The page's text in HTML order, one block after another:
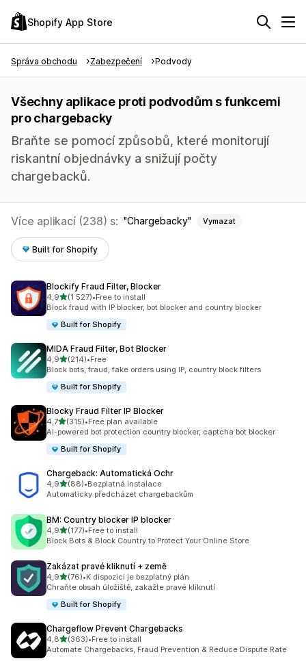
Shopify App Store
Správa obchodu Zabezpečení Podvody
Všechny aplikace proti podvodům s funkcemi
pro chargebacky
Braňte se pomocí způsobů, které monitorují
riskantní objednávky a snižují počty
chargebacků.
Více aplikací (238) s: Chargebacky Vymazat
Built for Shopify
Blockify Fraud Filter, Blocker
4,9z 5 hvězd
(1 527)
Celkový počet recenzí: 1527
•Free to install
Block fraud with IP blocker, bot blocker and country blocker
Built for Shopify
MIDA Fraud Filter, Bot Blocker
4,9z 5 hvězd
(214)
Celkový počet recenzí: 214
•Free
Block bots, fraud, fake orders using IP, country block filters
Built for Shopify
Blocky Fraud Filter IP Blocker
4,7z 5 hvězd
(315)
Celkový počet recenzí: 315
•Free plan available
AI-powered bot protection country blocker, captcha bot blocker
Built for Shopify
Chargeback: Automatická Ochr
4,9z 5 hvězd
(88)
Celkový počet recenzí: 88
•Bezplatná instalace
Automaticky předcházet chargebackům
BM: Country blocker IP blocker
4,9z 5 hvězd
(177)
Celkový počet recenzí: 177
•Free to install
Block Bots & Block Country to Protect Your Online Store
Zakázat pravé kliknutí + země
4,9z 5 hvězd
(76)
Celkový počet recenzí: 76
•K dispozici je bezplatný plán
Chraňte obsah úložiště, zakažte pravé kliknutí
Built for Shopify
Chargeflow Prevent Chargebacks
4,8z 5 hvězd
(363)
Celkový počet recenzí: 363
•Free to install
Automate Chargebacks, Fraud Prevention & Reduce Dispute Rate